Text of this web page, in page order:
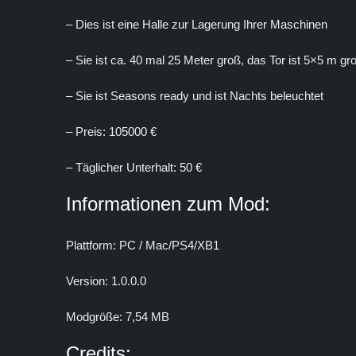
– Dies ist eine Halle zur Lagerung Ihrer Maschinen
– Sie ist ca. 40 mal 25 Meter groß, das Tor ist 5×5 m
– Sie ist Seasons ready und ist Nachts beleuchtet
– Preis: 105000 €
– Täglicher Unterhalt: 50 €
Informationen zum Mod:
Plattform: PC / Mac/PS4/XB1
Version: 1.0.0.0
Modgröße: 7,54 MB